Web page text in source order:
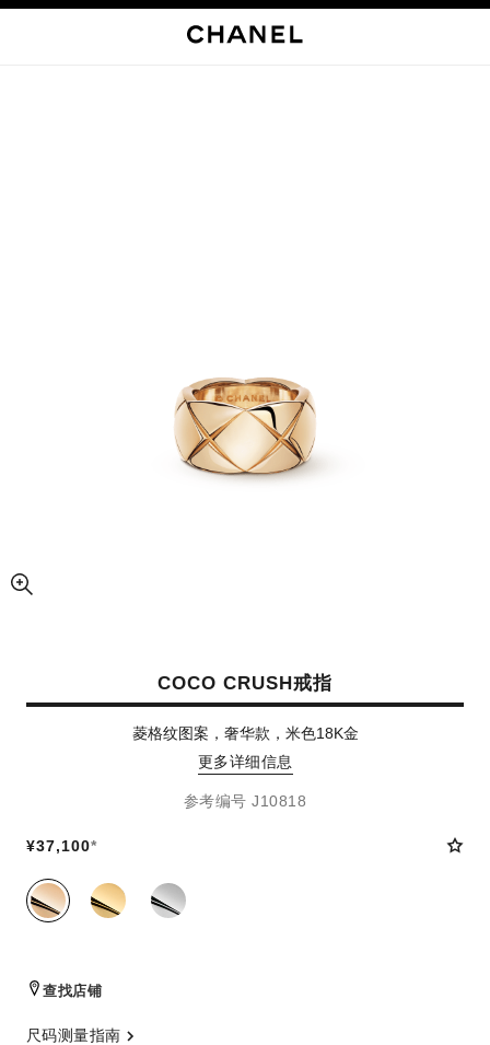
放大视图
COCO CRUSH戒指
菱格纹图案，奢华款，米色18K金
更多详细信息
参考编号 J10818
¥37,100*
同系列款式(3)
查找店铺
尺码测量指南